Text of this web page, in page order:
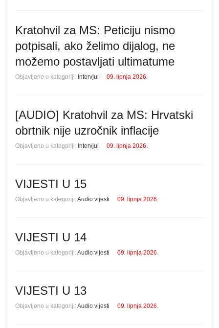
Kratohvil za MS: Peticiju nismo
potpisali, ako želimo dijalog, ne
možemo postavljati ultimatume
Objavljeno u kategoriji: Intervjui 09. lipnja 2026.
[AUDIO] Kratohvil za MS: Hrvatski
obrtnik nije uzročnik inflacije
Objavljeno u kategoriji: Intervjui 09. lipnja 2026.
VIJESTI U 15
Objavljeno u kategoriji:Audio vijesti 09. lipnja 2026.
VIJESTI U 14
Objavljeno u kategoriji:Audio vijesti 09. lipnja 2026.
VIJESTI U 13
Objavljeno u kategoriji:Audio vijesti 09. lipnja 2026.